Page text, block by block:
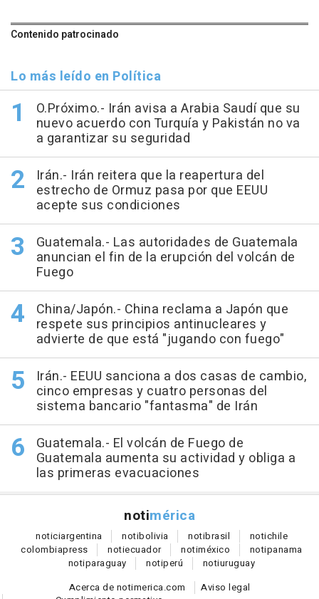
Contenido patrocinado
Lo más leído en Política
O.Próximo.- Irán avisa a Arabia Saudí que su
nuevo acuerdo con Turquía y Pakistán no va
a garantizar su seguridad
Irán.- Irán reitera que la reapertura del
estrecho de Ormuz pasa por que EEUU
acepte sus condiciones
Guatemala.- Las autoridades de Guatemala
anuncian el fin de la erupción del volcán de
Fuego
China/Japón.- China reclama a Japón que
respete sus principios antinucleares y
advierte de que está "jugando con fuego"
Irán.- EEUU sanciona a dos casas de cambio,
cinco empresas y cuatro personas del
sistema bancario "fantasma" de Irán
Guatemala.- El volcán de Fuego de
Guatemala aumenta su actividad y obliga a
las primeras evacuaciones
notimérica
noticiargentina notibolivia notibrasil notichile
colombiapress notiecuador notiméxico notipanama
notiparaguay notiperú notiuruguay
Acerca de notimerica.com
Aviso legal